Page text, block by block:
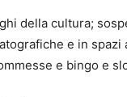
della cultura;
e in spazi
e bingo e